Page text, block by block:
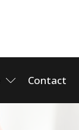
Contact